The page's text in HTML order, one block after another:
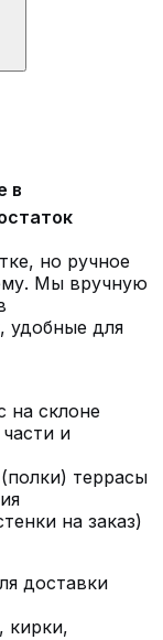
в
но ручное
Мы вручную
удобные для
на склоне
и
террасы
на заказ)
доставки
кирки,